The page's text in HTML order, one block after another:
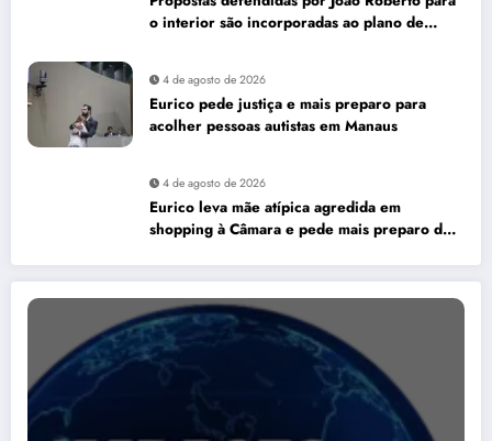
o interior são incorporadas ao plano de
4 de agosto de 2026
Eurico pede justiça e mais preparo para
acolher pessoas autistas em Manaus
4 de agosto de 2026
Eurico leva mãe atípica agredida em
shopping à Câmara e pede mais preparo dos